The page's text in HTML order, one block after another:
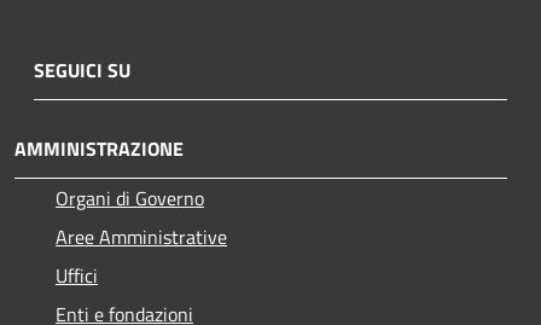
SEGUICI SU
AMMINISTRAZIONE
Organi di Governo
Aree Amministrative
Uffici
Enti e fondazioni